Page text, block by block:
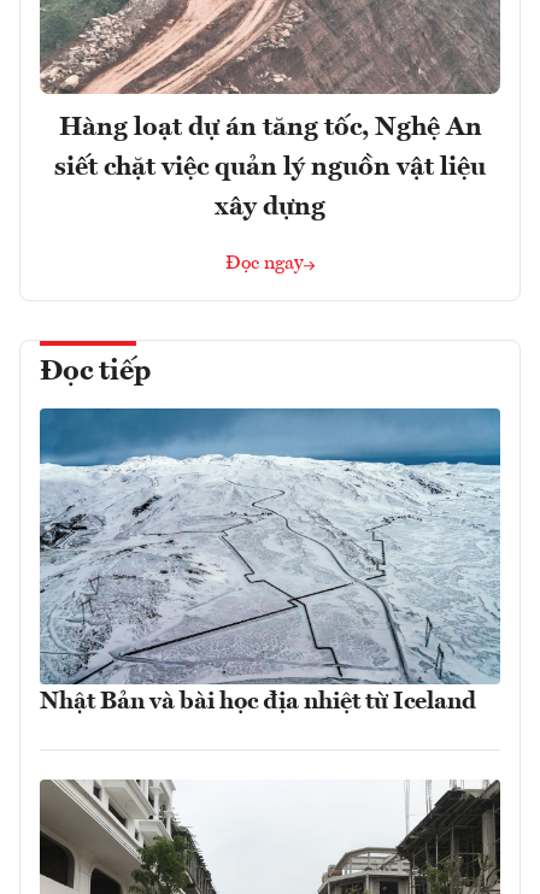
Hàng loạt dự án tăng tốc, Nghệ An
siết chặt việc quản lý nguồn vật liệu
xây dựng
Đọc ngay
Đọc tiếp
Nhật Bản và bài học địa nhiệt từ Iceland